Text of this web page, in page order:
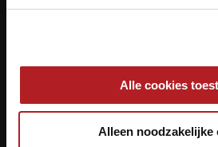
Alle cookies
Alleen noodzakelijke
Archimedesbaan 7
3439 ME Nieuwegein